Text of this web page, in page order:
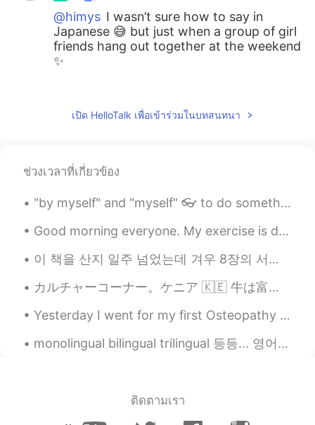
@himys I wasn’t sure how to say in
Japanese 😅 but just when a group of girl
friends hang out together at the weekend
✨
JP EN
ネイルかわいい❤️
เปิด HelloTalk เพื่อเข้าร่วมในบทสนทนา
ช่วงเวลาที่เกี่ยวข้อง
"by myself" and "myself" 👓 to do something + by myself = emphasizes the idea of "alone" and "wit...
Good morning everyone. My exercise is done for the day. It was too hot outside for me, so I could...
이 책을 산지 일주 넘었는데 겨우 8장의 서장밖에 못 읽었다. 역사를 알고 나면 맛이 달라진다니.. 나도 이 '정보의 맛있음'을 알고 싶다. 커피 재배지로 잘 알려진 남미...
カルチャーコーナー。ケニア 🇰🇪 牛は富の一形態と考えられている 車を持っていても牛がいないと、私の村では貧乏人とみなされるかもしれません。女と結婚する前に 男は多くの牛を連れて 彼女の父親の...
Yesterday I went for my first Osteopathy session. It went really well but unfortunately i had to ...
monolingual bilingual trilingual 등등... 영어 원어민들도 이 단어들을 자꾸 잘못 사용해요. 예를 들어, "bilingual"는 두 개 언어를 할...
ติดตามเรา